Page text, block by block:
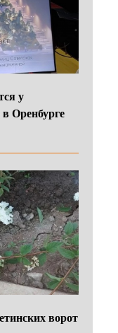
у
Оренбурге
ворот